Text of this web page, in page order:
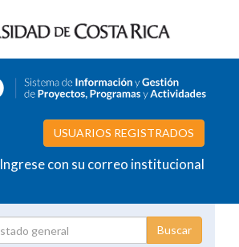
USUARIOS REGISTRADOS
Ingrese con su correo institucional